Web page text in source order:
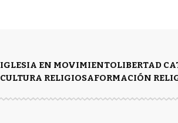
IGLESIA EN MOVIMIENTOLIBERTAD
CULTURA RELIGIOSAFORMACIÓN